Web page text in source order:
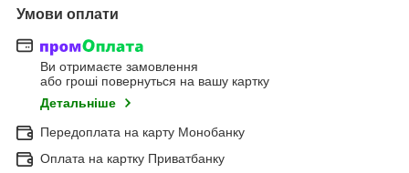
Умови оплати
Ви отримаєте замовлення
або гроші повернуться на вашу картку
Детальніше
Передоплата на карту Монобанку
Оплата на картку Приватбанку